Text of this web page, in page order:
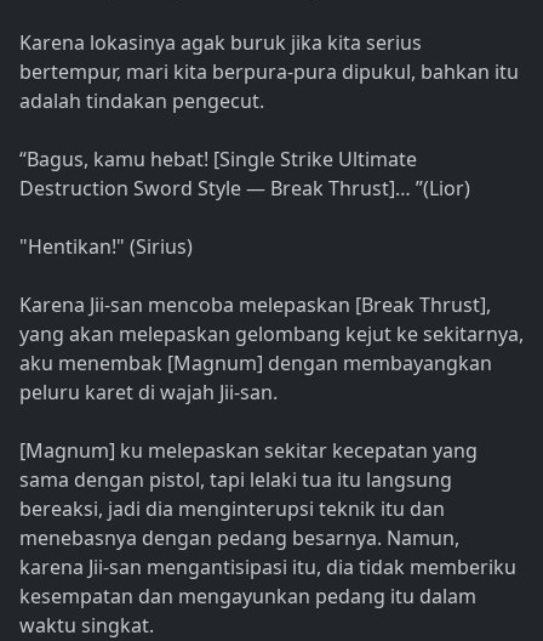
Karena lokasinya agak buruk jika kita serius
bertempur, mari kita berpura-pura dipukul, bahkan itu
adalah tindakan pengecut.
“Bagus, kamu hebat! [Single Strike Ultimate
Destruction Sword Style — Break Thrust]… ”(Lior)
"Hentikan!" (Sirius)
Karena Jii-san mencoba melepaskan [Break Thrust],
yang akan melepaskan gelombang kejut ke sekitarnya,
aku menembak [Magnum] dengan membayangkan
peluru karet di wajah Jii-san.
[Magnum] ku melepaskan sekitar kecepatan yang
sama dengan pistol, tapi lelaki tua itu langsung
bereaksi, jadi dia menginterupsi teknik itu dan
menebasnya dengan pedang besarnya. Namun,
karena Jii-san mengantisipasi itu, dia tidak memberiku
kesempatan dan mengayunkan pedang itu dalam
waktu singkat.